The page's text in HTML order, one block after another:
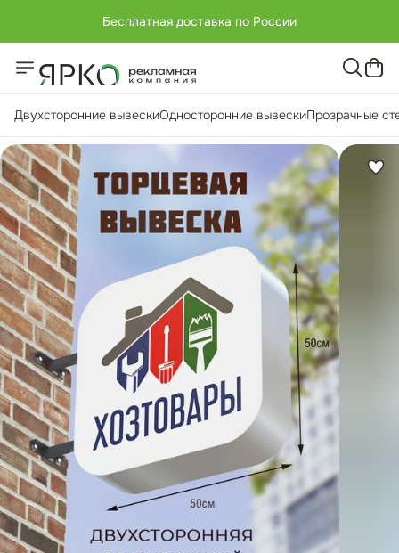
Бесплатная доставка по России
Бесплатная доставка по России
Двухсторонние вывескиОдносторонние вывескиПрозрачные